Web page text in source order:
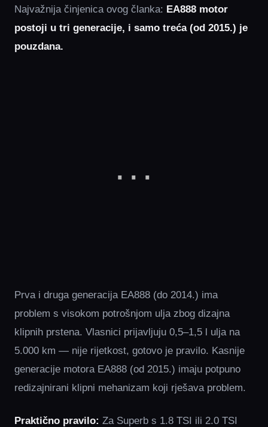
Najvažnija činjenica ovog članka: EA888 motor
postoji u tri generacije, i samo treća (od 2015.) je
pouzdana.
Prva i druga generacija EA888 (do 2014.) ima
problem s visokom potrošnjom ulja zbog dizajna
klipnih prstena. Vlasnici prijavljuju 0,5–1,5 l ulja na
5.000 km — nije rijetkost, gotovo je pravilo. Kasnije
generacije motora EA888 (od 2015.) imaju potpuno
redizajnirani klipni mehanizam koji rješava problem.
Praktično pravilo: Za Superb s 1.8 TSI ili 2.0 TSI